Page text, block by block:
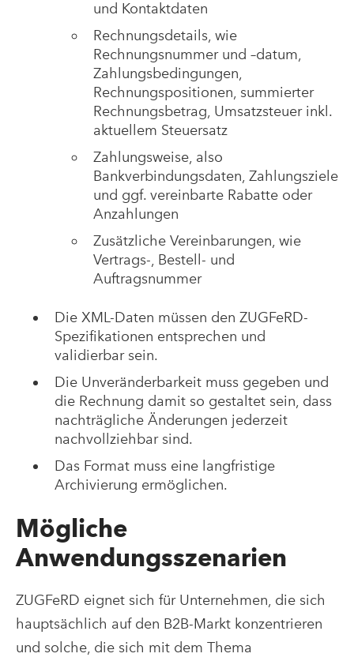
und Kontaktdaten
Rechnungsdetails, wie
Rechnungsnummer und –datum,
Zahlungsbedingungen,
Rechnungspositionen, summierter
Rechnungsbetrag, Umsatzsteuer inkl.
aktuellem Steuersatz
Zahlungsweise, also
Bankverbindungsdaten, Zahlungsziele
und ggf. vereinbarte Rabatte oder
Anzahlungen
Zusätzliche Vereinbarungen, wie
Vertrags-, Bestell- und
Auftragsnummer
Die XML-Daten müssen den ZUGFeRD-
Spezifikationen entsprechen und
validierbar sein.
Die Unveränderbarkeit muss gegeben und
die Rechnung damit so gestaltet sein, dass
nachträgliche Änderungen jederzeit
nachvollziehbar sind.
Das Format muss eine langfristige
Archivierung ermöglichen.
Mögliche
Anwendungsszenarien
ZUGFeRD eignet sich für Unternehmen, die sich
hauptsächlich auf den B2B-Markt konzentrieren
und solche, die sich mit dem Thema